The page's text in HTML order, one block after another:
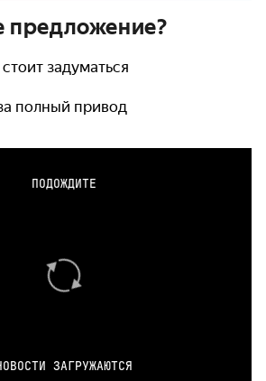
предложение?
задуматься
полный привод
ПОДОЖДИТЕ
ЗАГРУЖАЮТСЯ